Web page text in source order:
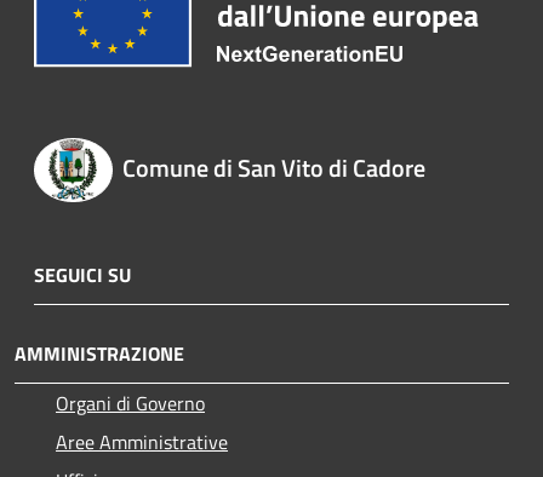
Comune di San Vito di Cadore
SEGUICI SU
AMMINISTRAZIONE
Organi di Governo
Aree Amministrative